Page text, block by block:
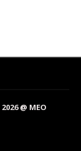
@ MEO